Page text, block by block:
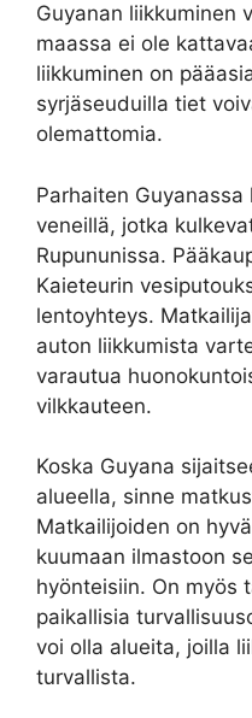
Guyanan liikkuminen
maassa ei ole
liikkuminen on
syrjäseuduilla tiet
olemattomia.
Parhaiten
veneillä, jotka
Rupununissa.
Kaieteurin
lentoyhteys.
auton liikkumista
varautua
vilkkauteen.
Koska Guyana
alueella, sinne
Matkailijoiden on
kuumaan ilmastoon
hyönteisiin. On myös
paikallisia
voi olla alueita, joilla
turvallista.